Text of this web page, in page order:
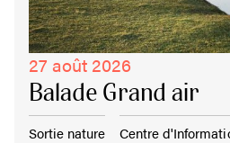
27 août 2026
Balade Grand air
Sortie nature Centre